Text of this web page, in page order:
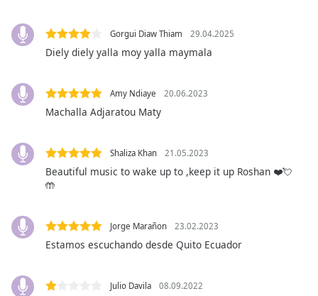
subtitles
settings,
opens
settings
dialog
subtitles
selected
Picture-
in-
Picture
Gorgui Diaw Thiam 29.04.2025
Diely diely yalla moy yalla maymala
Amy Ndiaye 20.06.2023
Machalla Adjaratou Maty
Shaliza Khan 21.05.2023
Beautiful music to wake up to ,keep it up Roshan ❤️💘
🤲
Jorge Marañon 23.02.2023
Estamos escuchando desde Quito Ecuador
Julio Davila 08.09.2022